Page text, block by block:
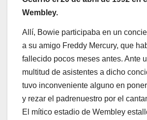
Wembley.
Allí, Bowie participaba en un
a su amigo Freddy Mercury, que
fallecido pocos meses antes. Ante
multitud de asistentes a dicho
tuvo inconveniente alguno en
y rezar el padrenuestro por el
El mítico estadio de Wembley